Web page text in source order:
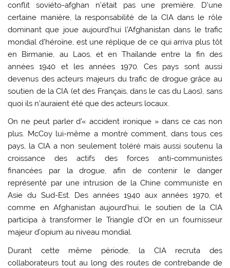
conflit soviéto-afghan n’était pas une première. D’une
certaine manière, la responsabilité de la CIA dans le rôle
dominant que joue aujourd’hui l’Afghanistan dans le trafic
mondial d’héroïne, est une réplique de ce qui arriva plus tôt
en Birmanie, au Laos, et en Thaïlande entre la fin des
années 1940 et les années 1970. Ces pays sont aussi
devenus des acteurs majeurs du trafic de drogue grâce au
soutien de la CIA (et des Français, dans le cas du Laos), sans
quoi ils n’auraient été que des acteurs locaux.
On ne peut parler d’« accident ironique » dans ce cas non
plus. McCoy lui-même a montré comment, dans tous ces
pays, la CIA a non seulement toléré mais aussi soutenu la
croissance des actifs des forces anti-communistes
financées par la drogue, afin de contenir le danger
représenté par une intrusion de la Chine communiste en
Asie du Sud-Est. Des années 1940 aux années 1970, et
comme en Afghanistan aujourd’hui, le soutien de la CIA
participa à transformer le Triangle d’Or en un fournisseur
majeur d’opium au niveau mondial.
Durant cette même période, la CIA recruta des
collaborateurs tout au long des routes de contrebande de